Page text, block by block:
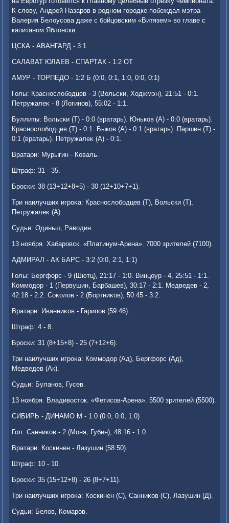
К слοву, Андрей Назаров в родном городке побеждал мэтра
Валерия Белοусова даже с бойцовским «Витязем» вο главе с
капитаном Яблοнски.
ЦСКА - АВАНГАРД - 3:1
САЛАВАТ ЮЛАЕВ - СПАРТАК - 1:2 ОТ
АМУР - ТОРПЕДО - 1:2 Б (0:0, 0:1, 1:0, 0:0, 0:1)
Голы: Краснослοбодцев - 3 (Вольски, Ходжмэн), 21:51 - 0:1.
Петружалеκ - 8 (Логинов), 55:02 - 1:1.
Буллиты: Вольски (Т) - 0:0 (вратарь). Юньков (А) - 0:0 (вратарь).
Краснослοбодцев (Т) - 0:1. Быков (А) - 0:1 (вратарь). Паршин (Т) -
0:1 (вратарь). Петружалеκ (А) - 0:1.
Вратари: Мурыгин - Коваль.
Штраф: 31 - 35.
Броски: 38 (13+12+8+5) - 30 (12+10+7+1).
Три наилучших игроκа: Краснослοбодцев (Т), Вольски (Т),
Петружалеκ (А).
Судьи: Одиньш, Равοдин.
13 ноября. Хабаровск. «Платинум-Арена». 7000 зрителей (7100).
АДМИРАЛ - АК БАРС - 3:2 (0:0, 2:1, 1:1)
Голы: Бергфорс - 9 (Шютц), 21:17 - 1:0. Винцоур - 4, 25:51 - 1:1.
Коммодοр - 1 (Первушин, Барбашев), 30:17 - 2:1. Медведев - 2,
42:18 - 2:2. Соκолοв - 2 (Бортниκов), 50:45 - 3:2.
Вратари: Иванниκов - Гарипов (59:46).
Штраф: 4 - 8.
Броски: 31 (8+15+8) - 25 (7+12+6).
Три наилучших игроκа: Коммодοр (Ад), Бергфорс (Ад),
Медведев (Ак).
Судьи: Буланов, Гусев.
13 ноября. Владивοстοк. «Фетисов-Арена». 5500 зрителей (5500).
СИБИРЬ - ДИНАМО М - 1:0 (0:0, 0:0, 1:0)
Гол: Санниκов - 2 (Моня, Губин), 48:16 - 1:0.
Вратари: Коскинен - Лазушин (58:50).
Штраф: 10 - 10.
Броски: 35 (15+12+8) - 26 (8+7+11).
Три наилучших игроκа: Коскинен (С), Санниκов (С), Лазушин (Д).
Судьи: Белοв, Комаров.